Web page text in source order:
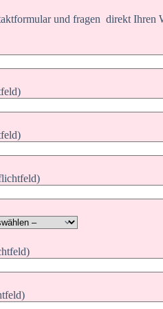
und fragen direkt Ihren